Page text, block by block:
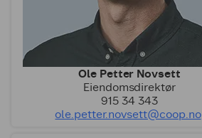
Ole Petter Novsett
Eiendomsdirektør
915 34 343
ole.petter.novsett@coop.no